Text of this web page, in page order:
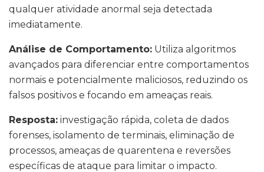
qualquer atividade anormal seja detectada
imediatamente.
Análise de Comportamento: Utiliza algoritmos
avançados para diferenciar entre comportamentos
normais e potencialmente maliciosos, reduzindo os
falsos positivos e focando em ameaças reais.
Resposta: investigação rápida, coleta de dados
forenses, isolamento de terminais, eliminação de
processos, ameaças de quarentena e reversões
específicas de ataque para limitar o impacto.